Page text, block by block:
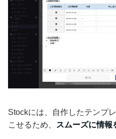
Stockには、自作したテンプ
こせるため、
スムーズに情報